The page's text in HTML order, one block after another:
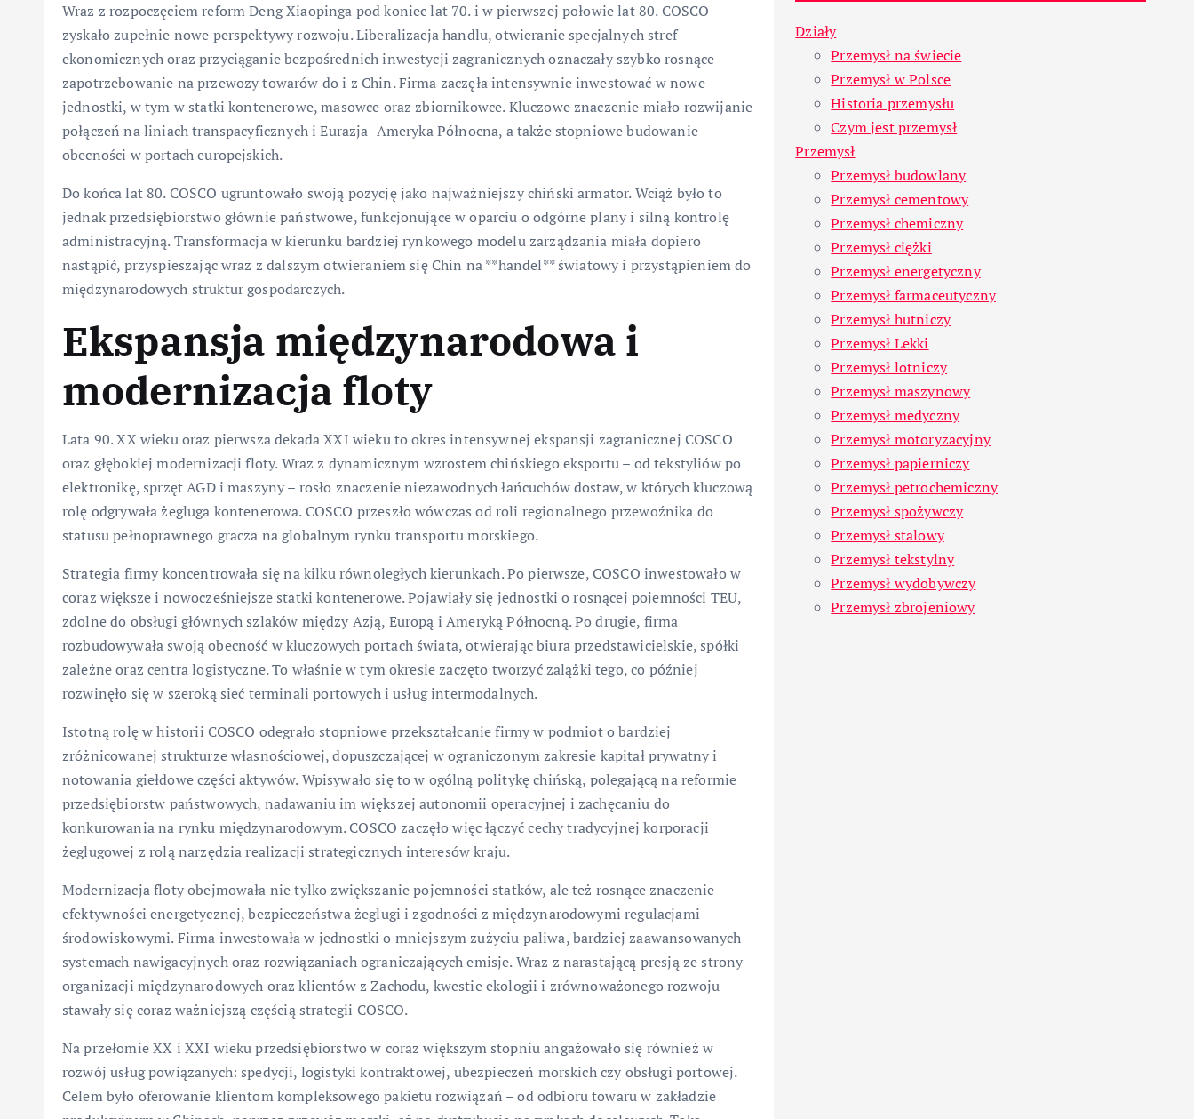
Wraz z rozpoczęciem reform Deng Xiaopinga pod koniec lat 70. i w pierwszej połowie lat 80. COSCO
zyskało zupełnie nowe perspektywy rozwoju. Liberalizacja handlu, otwieranie specjalnych stref
ekonomicznych oraz przyciąganie bezpośrednich inwestycji zagranicznych oznaczały szybko rosnące
zapotrzebowanie na przewozy towarów do i z Chin. Firma zaczęła intensywnie inwestować w nowe
jednostki, w tym w statki kontenerowe, masowce oraz zbiornikowce. Kluczowe znaczenie miało rozwijanie
połączeń na liniach transpacyficznych i Eurazja–Ameryka Północna, a także stopniowe budowanie
obecności w portach europejskich.
Do końca lat 80. COSCO ugruntowało swoją pozycję jako najważniejszy chiński armator. Wciąż było to
jednak przedsiębiorstwo głównie państwowe, funkcjonujące w oparciu o odgórne plany i silną kontrolę
administracyjną. Transformacja w kierunku bardziej rynkowego modelu zarządzania miała dopiero
nastąpić, przyspieszając wraz z dalszym otwieraniem się Chin na **handel** światowy i przystąpieniem do
międzynarodowych struktur gospodarczych.
Ekspansja międzynarodowa i
modernizacja floty
Lata 90. XX wieku oraz pierwsza dekada XXI wieku to okres intensywnej ekspansji zagranicznej COSCO
oraz głębokiej modernizacji floty. Wraz z dynamicznym wzrostem chińskiego eksportu – od tekstyliów po
elektronikę, sprzęt AGD i maszyny – rosło znaczenie niezawodnych łańcuchów dostaw, w których kluczową
rolę odgrywała żegluga kontenerowa. COSCO przeszło wówczas od roli regionalnego przewoźnika do
statusu pełnoprawnego gracza na globalnym rynku transportu morskiego.
Strategia firmy koncentrowała się na kilku równoległych kierunkach. Po pierwsze, COSCO inwestowało w
coraz większe i nowocześniejsze statki kontenerowe. Pojawiały się jednostki o rosnącej pojemności TEU,
zdolne do obsługi głównych szlaków między Azją, Europą i Ameryką Północną. Po drugie, firma
rozbudowywała swoją obecność w kluczowych portach świata, otwierając biura przedstawicielskie, spółki
zależne oraz centra logistyczne. To właśnie w tym okresie zaczęto tworzyć zalążki tego, co później
rozwinęło się w szeroką sieć terminali portowych i usług intermodalnych.
Istotną rolę w historii COSCO odegrało stopniowe przekształcanie firmy w podmiot o bardziej
zróżnicowanej strukturze własnościowej, dopuszczającej w ograniczonym zakresie kapitał prywatny i
notowania giełdowe części aktywów. Wpisywało się to w ogólną politykę chińską, polegającą na reformie
przedsiębiorstw państwowych, nadawaniu im większej autonomii operacyjnej i zachęcaniu do
konkurowania na rynku międzynarodowym. COSCO zaczęło więc łączyć cechy tradycyjnej korporacji
żeglugowej z rolą narzędzia realizacji strategicznych interesów kraju.
Modernizacja floty obejmowała nie tylko zwiększanie pojemności statków, ale też rosnące znaczenie
efektywności energetycznej, bezpieczeństwa żeglugi i zgodności z międzynarodowymi regulacjami
środowiskowymi. Firma inwestowała w jednostki o mniejszym zużyciu paliwa, bardziej zaawansowanych
systemach nawigacyjnych oraz rozwiązaniach ograniczających emisje. Wraz z narastającą presją ze strony
organizacji międzynarodowych oraz klientów z Zachodu, kwestie ekologii i zrównoważonego rozwoju
stawały się coraz ważniejszą częścią strategii COSCO.
Na przełomie XX i XXI wieku przedsiębiorstwo w coraz większym stopniu angażowało się również w
rozwój usług powiązanych: spedycji, logistyki kontraktowej, ubezpieczeń morskich czy obsługi portowej.
Celem było oferowanie klientom kompleksowego pakietu rozwiązań – od odbioru towaru w zakładzie
Działy
Przemysł na świecie
Przemysł w Polsce
Historia przemysłu
Czym jest przemysł
Przemysł
Przemysł budowlany
Przemysł cementowy
Przemysł chemiczny
Przemysł ciężki
Przemysł energetyczny
Przemysł farmaceutyczny
Przemysł hutniczy
Przemysł Lekki
Przemysł lotniczy
Przemysł maszynowy
Przemysł medyczny
Przemysł motoryzacyjny
Przemysł papierniczy
Przemysł petrochemiczny
Przemysł spożywczy
Przemysł stalowy
Przemysł tekstylny
Przemysł wydobywczy
Przemysł zbrojeniowy